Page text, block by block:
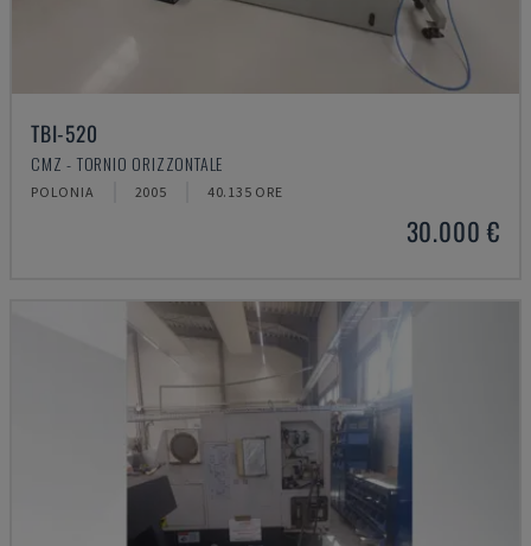
TBI-520
CMZ - TORNIO ORIZZONTALE
POLONIA 2005 40.135 ORE
30.000 €